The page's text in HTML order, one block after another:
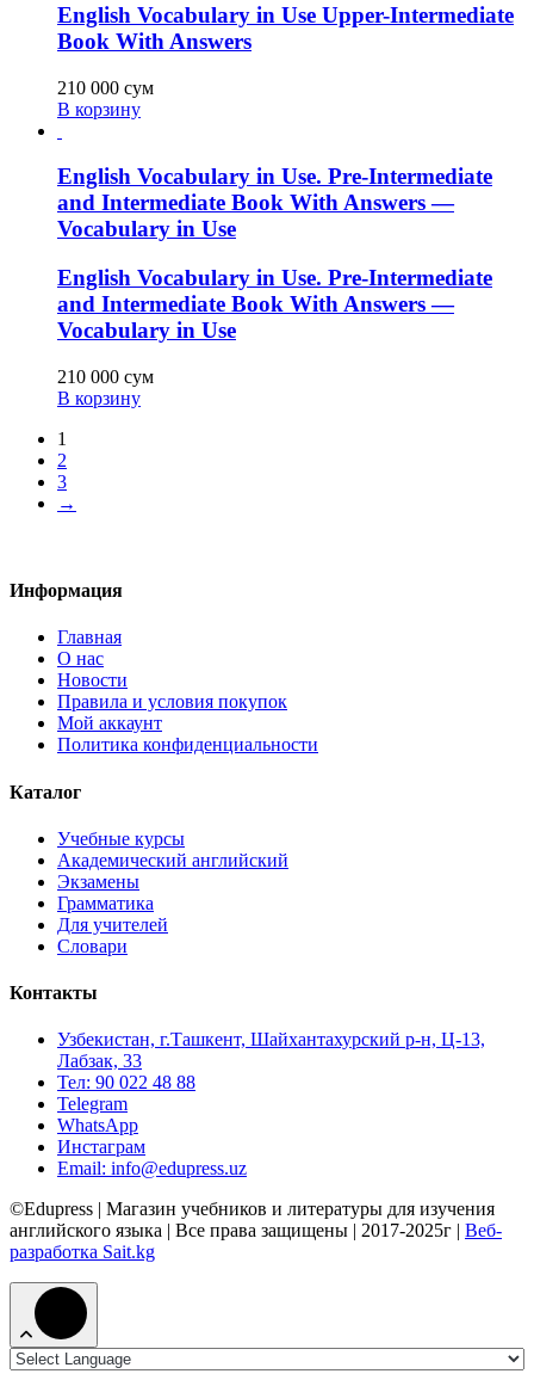
English Vocabulary in Use Upper-Intermediate
Book With Answers
210 000 сум
В корзину
English Vocabulary in Use. Pre-Intermediate
and Intermediate Book With Answers —
Vocabulary in Use
English Vocabulary in Use. Pre-Intermediate
and Intermediate Book With Answers —
Vocabulary in Use
210 000 сум
В корзину
1
2
3
→
Информация
Главная
О нас
Новости
Правила и условия покупок
Мой аккаунт
Политика конфиденциальности
Каталог
Учебные курсы
Академический английский
Экзамены
Грамматика
Для учителей
Словари
Контакты
Узбекистан, г.Ташкент, Шайхантахурский р-н, Ц-13,
Лабзак, 33
Тел: 90 022 48 88
Telegram
WhatsApp
Инстаграм
Email: info@edupress.uz
©Edupress | Магазин учебников и литературы для изучения
английского языка | Все права защищены | 2017-2025г | Веб-
разработка Sait.kg